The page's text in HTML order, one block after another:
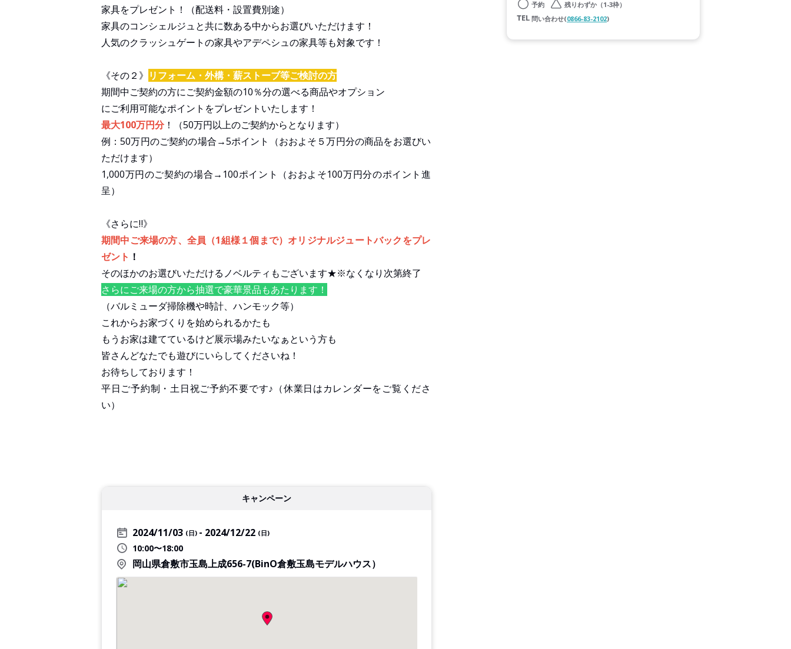
家具をプレゼント！（配送料・設置費別途）
家具のコンシェルジュと共に数ある中からお選びいただけます！
人気のクラッシュゲートの家具やアデペシュの家具等も対象です！
《その２》 リフォーム・外構・薪ストーブ等ご検討の方
期間中ご契約の方にご契約金額の10％分の選べる商品やオプション
にご利用可能なポイントをプレゼントいたします！
最大100万円分！（50万円以上のご契約からとなります）
例：50万円のご契約の場合→5ポイント（おおよそ５万円分の商品をお選びい
ただけます）
1,000万円のご契約の場合→100ポイント（おおよそ100万円分のポイント進
呈）
《さらに‼》
期間中ご来場の方、全員（1組様１個まで）オリジナルジュートバックをプレ
ゼント ！
そのほかのお選びいただけるノベルティもございます★※なくなり次第終了
さらにご来場の方から抽選で豪華景品もあたります！
（バルミューダ掃除機や時計、ハンモック等）
これからお家づくりを始められるかたも
もうお家は建てているけど展示場みたいなぁという方も
皆さんどなたでも遊びにいらしてくださいね！
お待ちしております！
平日ご予約制・土日祝ご予約不要です♪（休業日はカレンダーをご覧くださ
い）
キャンペーン
2024/11/03 (日) 2024/12/22 (日)
10:00〜18:00
岡山県倉敷市玉島上成656-7(BinO倉敷玉島モデルハウス）
予約
残りわずか（1-3枠）
問い合わせ(0866-83-2102)